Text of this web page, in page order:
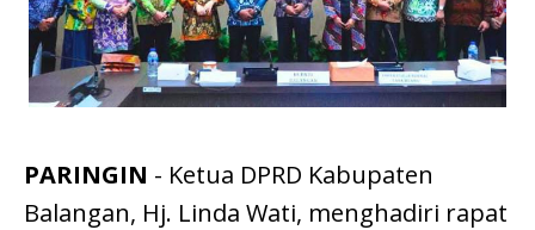
PARINGIN - Ketua DPRD Kabupaten
Balangan, Hj. Linda Wati, menghadiri rapat